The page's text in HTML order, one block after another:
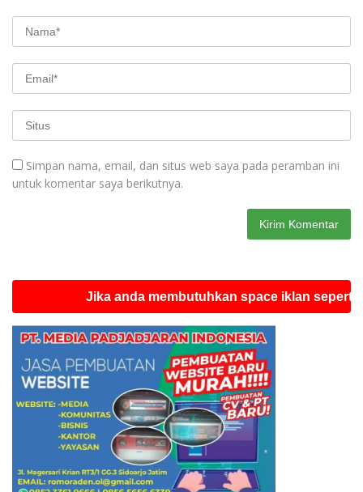
Simpan nama, email, dan situs web saya pada peramban ini
untuk komentar saya berikutnya.
Jika anda membutuhkan space iklan seperti ini